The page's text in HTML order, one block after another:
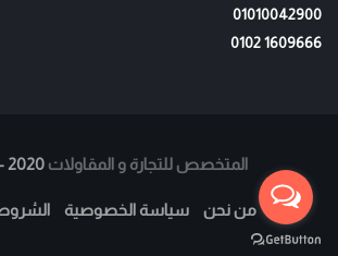
01010042900
‭0102 1609666‬
المتخصص للتجارة و المقاولات 2020 - 2026
من نحن سياسة الخصوصية